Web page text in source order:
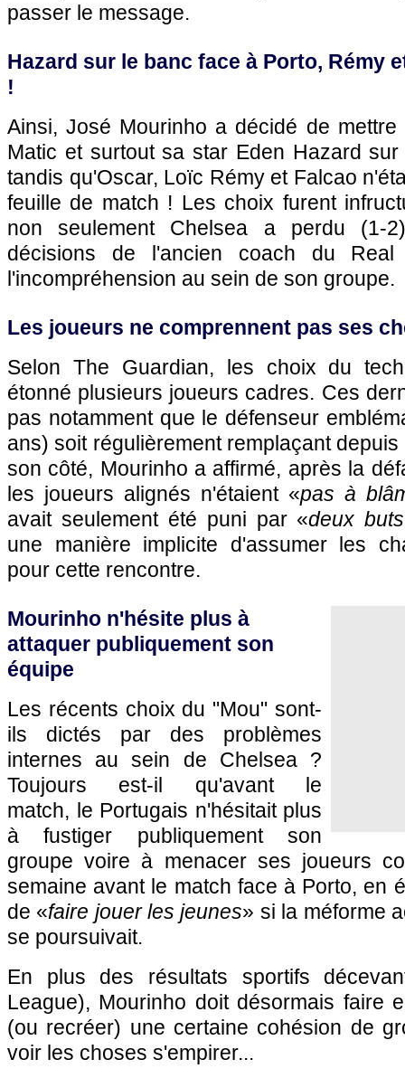
passer le message.
Hazard sur le banc face à Porto, Rémy
!
Ainsi, José Mourinho a décidé de mettre
Matic et surtout sa star Eden Hazard
tandis qu'Oscar, Loïc Rémy et Falcao
feuille de match ! Les choix furent
non seulement Chelsea a perdu (1-
décisions de l'ancien coach du
l'incompréhension au sein de son groupe.
Les joueurs ne comprennent pas ses
Selon The Guardian, les choix du
étonné plusieurs joueurs cadres. Ces
pas notamment que le défenseur
ans) soit régulièrement remplaçant
son côté, Mourinho a affirmé, après la
les joueurs alignés n'étaient «pas à
avait seulement été puni par «deux
une manière implicite d'assumer les
pour cette rencontre.
Mourinho n'hésite plus à
attaquer publiquement son
équipe
Les récents choix du "Mou" sont-
ils dictés par des problèmes
internes au sein de Chelsea ?
Toujours est-il qu'avant le
match, le Portugais n'hésitait plus
à fustiger publiquement son
groupe voire à menacer ses joueurs
semaine avant le match face à Porto, en
de «faire jouer les jeunes» si la méforme
se poursuivait.
En plus des résultats sportifs
League), Mourinho doit désormais faire
(ou recréer) une certaine cohésion de
voir les choses s'empirer...